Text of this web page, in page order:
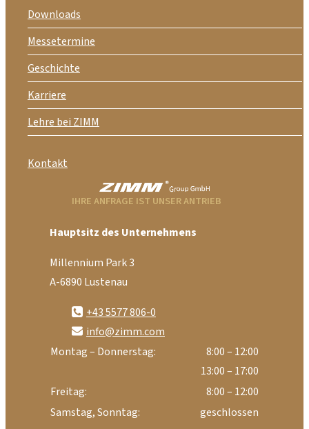
Downloads
Messetermine
Geschichte
Karriere
Lehre bei ZIMM
Kontakt
IHRE ANFRAGE IST UNSER ANTRIEB
Hauptsitz des Unternehmens
Millennium Park 3
A-6890 Lustenau
+43 5577 806-0
info@zimm.com
Montag – Donnerstag:
8:00 – 12:00
13:00 – 17:00
Freitag:
8:00 – 12:00
Samstag, Sonntag:
geschlossen